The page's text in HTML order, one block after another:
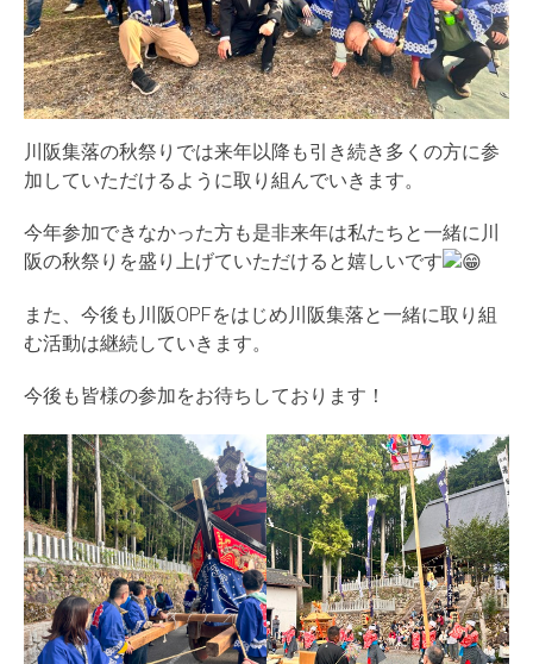
川阪集落の秋祭りでは来年以降も引き続き多くの方に参
加していただけるように取り組んでいきます。
今年参加できなかった方も是非来年は私たちと一緒に川
阪の秋祭りを盛り上げていただけると嬉しいです
また、今後も川阪OPFをはじめ川阪集落と一緒に取り組
む活動は継続していきます。
今後も皆様の参加をお待ちしております！